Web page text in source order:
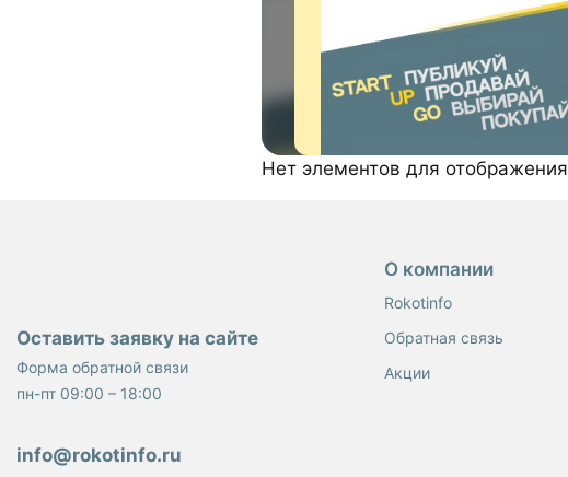
Нет элементов для отображения
Оставить заявку на сайте
Форма обратной связи
пн-пт 09:00 – 18:00
info@rokotinfo.ru
О компании
Rokotinfo
Обратная связь
Акции